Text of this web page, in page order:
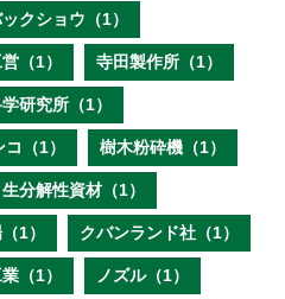
クショウ（1）
（1） 寺田製作所（1）
研究所（1）
（1） 樹木粉砕機（1）
生分解性資材（1）
1） クバンランド社（1）
（1） ノズル（1）